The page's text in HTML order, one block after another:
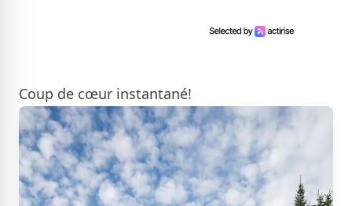
Coup de cœur instantané!